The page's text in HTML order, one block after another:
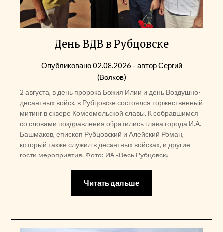
День ВДВ в Рубцовске
Опубликовано02.08.2026 - авторСергий
(Волков)
2 августа, в день пророка Божия Илии и день Воздушно-
десантных войск, в Рубцовске состоялся торжественный
митинг в сквере Комсомольской славы. К собравшимся
со словами поздравления обратились глава города И.А.
Башмаков, епископ Рубцовский и Алейский Роман,
который также служил в десантных войсках, и другие
гости мероприятия. Фото: ИА «Весь Рубцовск»
Читать дальше